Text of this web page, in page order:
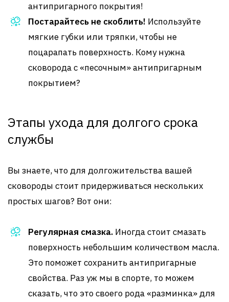
антипригарного покрытия!
Постарайтесь не скоблить! Используйте
мягкие губки или тряпки, чтобы не
поцарапать поверхность. Кому нужна
сковорода с «песочным» антипригарным
покрытием?
Этапы ухода для долгого срока
службы
Вы знаете, что для долгожительства вашей
сковороды стоит придерживаться нескольких
простых шагов? Вот они:
Регулярная смазка. Иногда стоит смазать
поверхность небольшим количеством масла.
Это поможет сохранить антипригарные
свойства. Раз уж мы в спорте, то можем
сказать, что это своего рода «разминка» для